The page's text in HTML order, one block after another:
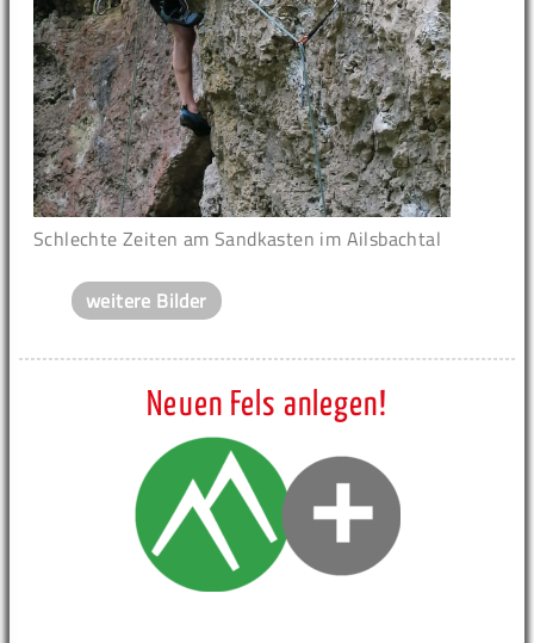
Schlechte Zeiten am Sandkasten im Ailsbachtal
weitere Bilder
Neuen Fels anlegen!